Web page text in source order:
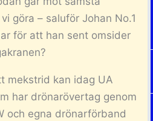
göra – saluför Johan No.1
för att han sent omsider
mekstrid kan idag UA
har drönarövertag genom
och egna drönarförband